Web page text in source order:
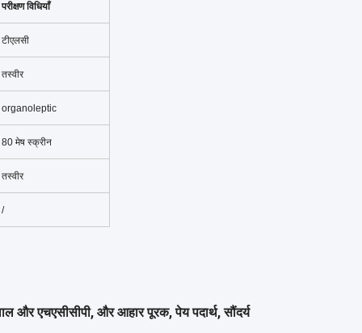
परीक्षण विधियाँ
टीएलसी
तस्वीर
organoleptic
80 मेष स्क्रीन
तस्वीर
/
और एचएसीसीपी, और आहार पूरक, पेय पदार्थ, सौंदर्य